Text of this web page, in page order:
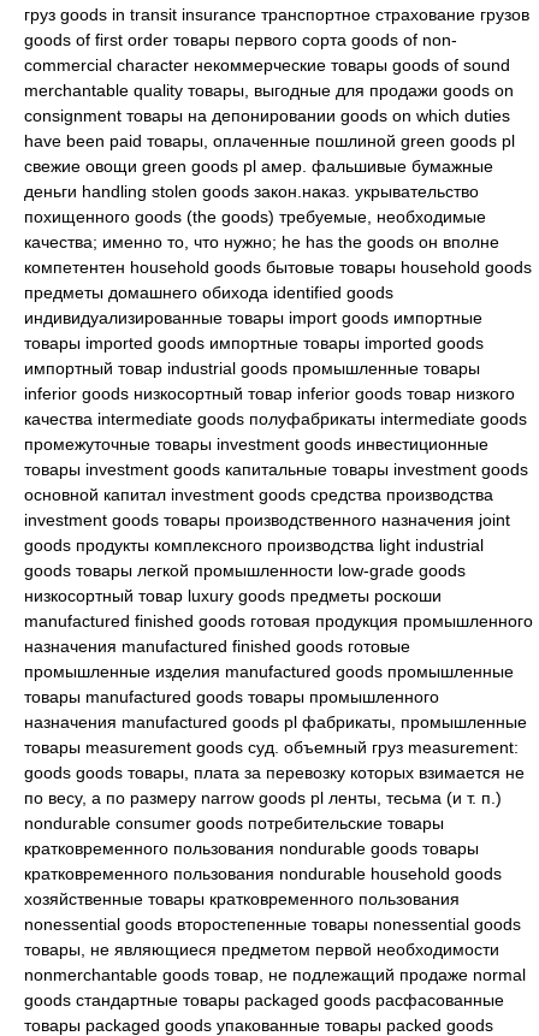
груз goods in transit insurance транспортное страхование грузов
goods of first order товары первого сорта goods of non-
commercial character некоммерческие товары goods of sound
merchantable quality товары, выгодные для продажи goods on
consignment товары на депонировании goods on which duties
have been paid товары, оплаченные пошлиной green goods pl
свежие овощи green goods pl амер. фальшивые бумажные
деньги handling stolen goods закон.наказ. укрывательство
похищенного goods (the goods) требуемые, необходимые
качества; именно то, что нужно; he has the goods он вполне
компетентен household goods бытовые товары household goods
предметы домашнего обихода identified goods
индивидуализированные товары import goods импортные
товары imported goods импортные товары imported goods
импортный товар industrial goods промышленные товары
inferior goods низкосортный товар inferior goods товар низкого
качества intermediate goods полуфабрикаты intermediate goods
промежуточные товары investment goods инвестиционные
товары investment goods капитальные товары investment goods
основной капитал investment goods средства производства
investment goods товары производственного назначения joint
goods продукты комплексного производства light industrial
goods товары легкой промышленности low-grade goods
низкосортный товар luxury goods предметы роскоши
manufactured finished goods готовая продукция промышленного
назначения manufactured finished goods готовые
промышленные изделия manufactured goods промышленные
товары manufactured goods товары промышленного
назначения manufactured goods pl фабрикаты, промышленные
товары measurement goods суд. объемный груз measurement:
goods goods товары, плата за перевозку которых взимается не
по весу, а по размеру narrow goods pl ленты, тесьма (и т. п.)
nondurable consumer goods потребительские товары
кратковременного пользования nondurable goods товары
кратковременного пользования nondurable household goods
хозяйственные товары кратковременного пользования
nonessential goods второстепенные товары nonessential goods
товары, не являющиеся предметом первой необходимости
nonmerchantable goods товар, не подлежащий продаже normal
goods стандартные товары packaged goods расфасованные
товары packaged goods упакованные товары packed goods